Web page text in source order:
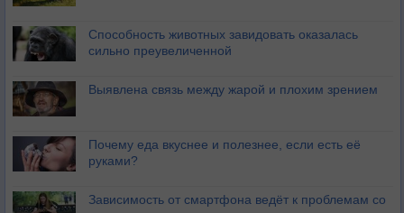
Способность животных завидовать оказалась
сильно преувеличенной
Выявлена связь между жарой и плохим зрением
Почему еда вкуснее и полезнее, если есть её
руками?
Зависимость от смартфона ведёт к проблемам со